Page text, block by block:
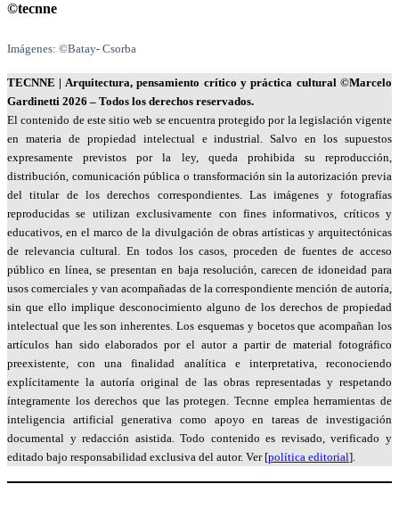
©tecnne
Imágenes: ©Batay- Csorba
TECNNE | Arquitectura, pensamiento crítico y práctica cultural ©Marcelo
Gardinetti 2026 – Todos los derechos reservados.
El contenido de este sitio web se encuentra protegido por la legislación vigente
en materia de propiedad intelectual e industrial. Salvo en los supuestos
expresamente previstos por la ley, queda prohibida su reproducción,
distribución, comunicación pública o transformación sin la autorización previa
del titular de los derechos correspondientes. Las imágenes y fotografías
reproducidas se utilizan exclusivamente con fines informativos, críticos y
educativos, en el marco de la divulgación de obras artísticas y arquitectónicas
de relevancia cultural. En todos los casos, proceden de fuentes de acceso
público en línea, se presentan en baja resolución, carecen de idoneidad para
usos comerciales y van acompañadas de la correspondiente mención de autoría,
sin que ello implique desconocimiento alguno de los derechos de propiedad
intelectual que les son inherentes. Los esquemas y bocetos que acompañan los
artículos han sido elaborados por el autor a partir de material fotográfico
preexistente, con una finalidad analítica e interpretativa, reconociendo
explícitamente la autoría original de las obras representadas y respetando
íntegramente los derechos que las protegen. Tecnne emplea herramientas de
inteligencia artificial generativa como apoyo en tareas de investigación
documental y redacción asistida. Todo contenido es revisado, verificado y
editado bajo responsabilidad exclusiva del autor. Ver [política editorial].